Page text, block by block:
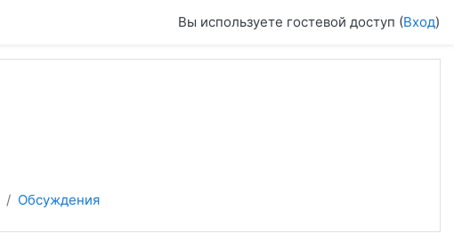
Вы используете гостевой доступ (Вход)
Обсуждения